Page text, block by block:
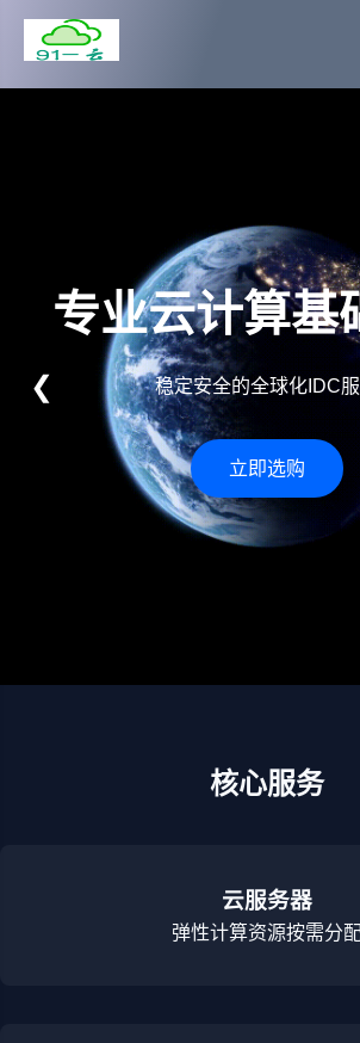
专业云计算基
稳定安全的全球化IDC
立即选购
❮
核心服务
云服务器
弹性计算资源按需分